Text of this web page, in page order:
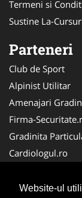
Website-ul
Termeni si
Sustine La-
Parteneri
Club de Sport
Alpinist Utilitar
Amenajari
Firma-
Gradinita
Cardiologul.ro
Service-